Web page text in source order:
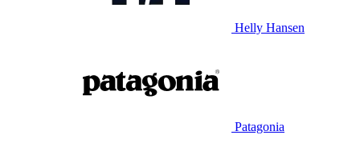
Helly Hansen
Patagonia